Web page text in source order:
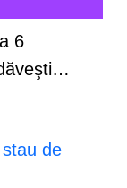
6
de